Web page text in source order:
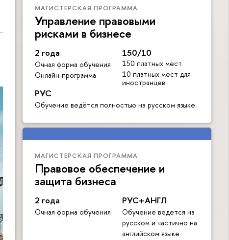
МАГИСТЕРСКАЯ ПРОГРАММА
Управление правовыми
рисками в бизнесе
2 года
Очная форма обучения
Онлайн-программа
150/10
150 платных мест
10 платных мест для
иностранцев
РУС
Обучение ведётся полностью на русском языке
МАГИСТЕРСКАЯ ПРОГРАММА
Правовое обеспечение и
защита бизнеса
2 года
Очная форма обучения
РУС+АНГЛ
Обучение ведется на
русском и частично на
английском языке